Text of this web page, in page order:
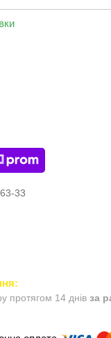
33
протягом 14 днів за